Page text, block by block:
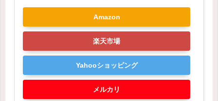
Amazon
楽天市場
Yahooショッピング
メルカリ